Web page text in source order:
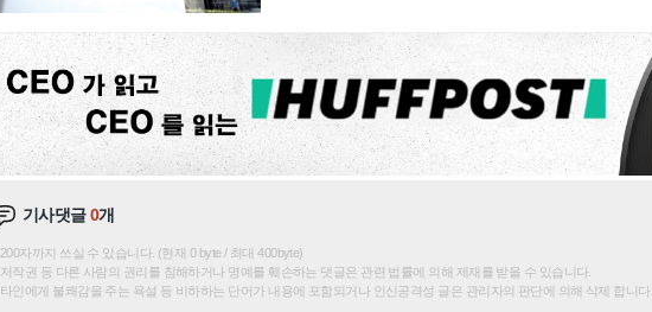
기사댓글0개
200자까지 쓰실 수 있습니다. (현재 0 byte / 최대 400byte)
저작권 등 다른 사람의 권리를 침해하거나 명예를 훼손하는 댓글은 관련 법률에 의해 제재를 받을 수 있습니다.
타인에게 불쾌감을 주는 욕설 등 비하하는 단어가 내용에 포함되거나 인신공격성 글은 관리자의 판단에 의해 삭제 합니다.